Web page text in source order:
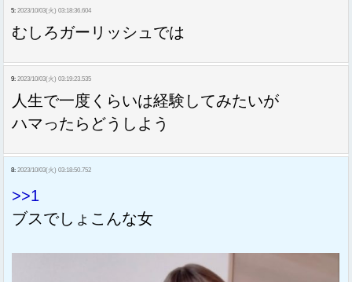
5: 2023/10/03(火) 03:18:36.604
むしろガーリッシュでは
9: 2023/10/03(火) 03:19:23.535
人生で一度くらいは経験してみたいが
ハマったらどうしよう
8: 2023/10/03(火) 03:18:50.752
>>1
ブスでしょこんな女